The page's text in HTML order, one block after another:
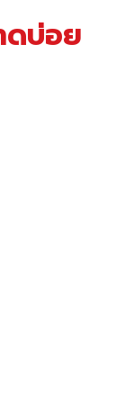
บ่อย